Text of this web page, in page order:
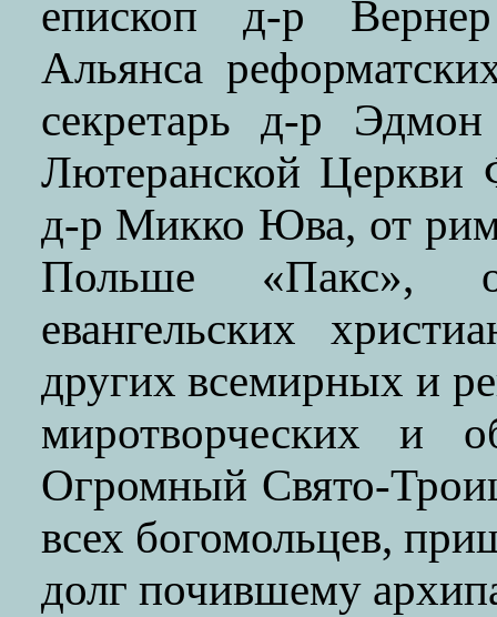
епископ д-р
Альянса
секретарь д-р
Лютеранской Церкви
д-р Микко Юва, от
Польше «Пакс»,
евангельских
других всемирных и
миротворческих и
Огромный Свято-
всех богомольцев,
долг почившему